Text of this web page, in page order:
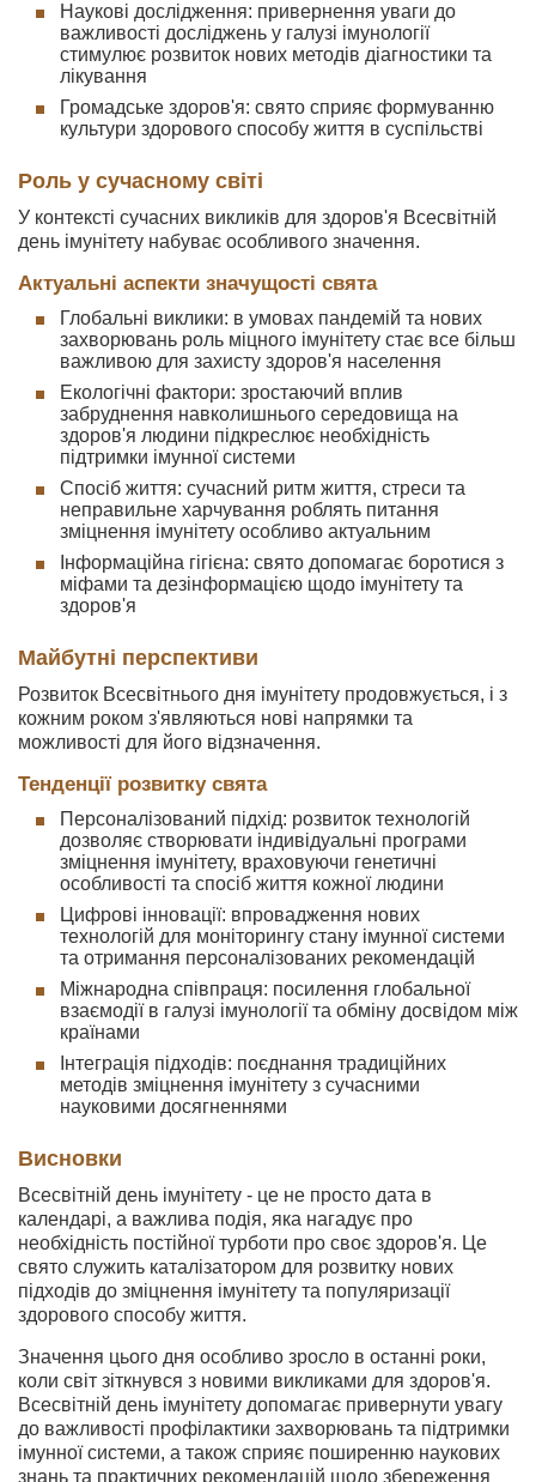
Наукові дослідження: привернення уваги до
важливості досліджень у галузі імунології
стимулює розвиток нових методів діагностики та
лікування
Громадське здоров'я: свято сприяє формуванню
культури здорового способу життя в суспільстві
Роль у сучасному світі
У контексті сучасних викликів для здоров'я Всесвітній
день імунітету набуває особливого значення.
Актуальні аспекти значущості свята
Глобальні виклики: в умовах пандемій та нових
захворювань роль міцного імунітету стає все більш
важливою для захисту здоров'я населення
Екологічні фактори: зростаючий вплив
забруднення навколишнього середовища на
здоров'я людини підкреслює необхідність
підтримки імунної системи
Спосіб життя: сучасний ритм життя, стреси та
неправильне харчування роблять питання
зміцнення імунітету особливо актуальним
Інформаційна гігієна: свято допомагає боротися з
міфами та дезінформацією щодо імунітету та
здоров'я
Майбутні перспективи
Розвиток Всесвітнього дня імунітету продовжується, і з
кожним роком з'являються нові напрямки та
можливості для його відзначення.
Тенденції розвитку свята
Персоналізований підхід: розвиток технологій
дозволяє створювати індивідуальні програми
зміцнення імунітету, враховуючи генетичні
особливості та спосіб життя кожної людини
Цифрові інновації: впровадження нових
технологій для моніторингу стану імунної системи
та отримання персоналізованих рекомендацій
Міжнародна співпраця: посилення глобальної
взаємодії в галузі імунології та обміну досвідом між
країнами
Інтеграція підходів: поєднання традиційних
методів зміцнення імунітету з сучасними
науковими досягненнями
Висновки
Всесвітній день імунітету - це не просто дата в
календарі, а важлива подія, яка нагадує про
необхідність постійної турботи про своє здоров'я. Це
свято служить каталізатором для розвитку нових
підходів до зміцнення імунітету та популяризації
здорового способу життя.
Значення цього дня особливо зросло в останні роки,
коли світ зіткнувся з новими викликами для здоров'я.
Всесвітній день імунітету допомагає привернути увагу
до важливості профілактики захворювань та підтримки
імунної системи, а також сприяє поширенню наукових
знань та практичних рекомендацій щодо збереження